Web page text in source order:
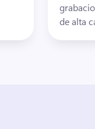
de alta